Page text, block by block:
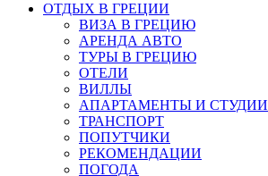
ОТДЫХ В ГРЕЦИИ
ВИЗА В ГРЕЦИЮ
АРЕНДА АВТО
ТУРЫ В ГРЕЦИЮ
ОТЕЛИ
ВИЛЛЫ
АПАРТАМЕНТЫ И СТУДИИ
ТРАНСПОРТ
ПОПУТЧИКИ
РЕКОМЕНДАЦИИ
ПОГОДА